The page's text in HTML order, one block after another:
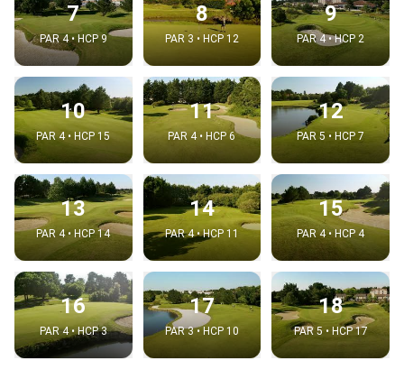
7
PAR 4 • HCP 9
8
PAR 3 • HCP 12
9
PAR 4 • HCP 2
10
PAR 4 • HCP 15
11
PAR 4 • HCP 6
12
PAR 5 • HCP 7
13
PAR 4 • HCP 14
14
PAR 4 • HCP 11
15
PAR 4 • HCP 4
16
PAR 4 • HCP 3
17
PAR 3 • HCP 10
18
PAR 5 • HCP 17